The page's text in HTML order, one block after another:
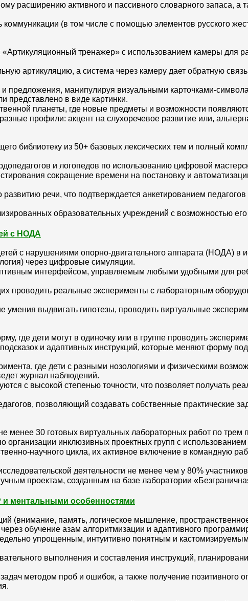
расширению активного и пассивного словарного запаса, а
(в том числе с помощью элементов русского
тренажер» с использованием камеры для
артикуляцию, а система через камеру дает обратную
предложения, манипулируя визуальными карточками-
представлено в виде картинки.
планеты, где новые предметы и возможности
профили: акцент на слухоречевое развитие или,
библиотеку из 50+ базовых лексических тем и полный
и логопедов по использованию цифровой
сокращение времени на постановку и
речи, что подтверждается анкетированием
образовательных учреждений с возможностью
с НОДА
с нарушениями опорно-двигательного аппарата (НОДА) в
через цифровые симуляции.
интерфейсом, управляемым любыми удобными для
проводить реальные эксперименты с лабораторным
выдвигать гипотезы, проводить виртуальные
где дети могут в одиночку или в группе проводить
и адаптивных инструкций, которые меняют форму
где дети с разными нозологиями и физическими
журнал наблюдений.
с высокой степенью точности, что позволяет получать
позволяющий создавать собственные практические
менее 30 готовых виртуальных лабораторных работ по
организации инклюзивных проектных групп с
научного цикла, их активное включение в командную
деятельности не менее чем у 80%
проектам, созданным на базе лаборатории
и ментальными особенностями
(внимание, память, логическое мышление,
обучение азам алгоритмизации и адаптивного
упрощенным, интуитивно понятным и
выполнения и составления инструкций,
методом проб и ошибок, а также получение позитивного